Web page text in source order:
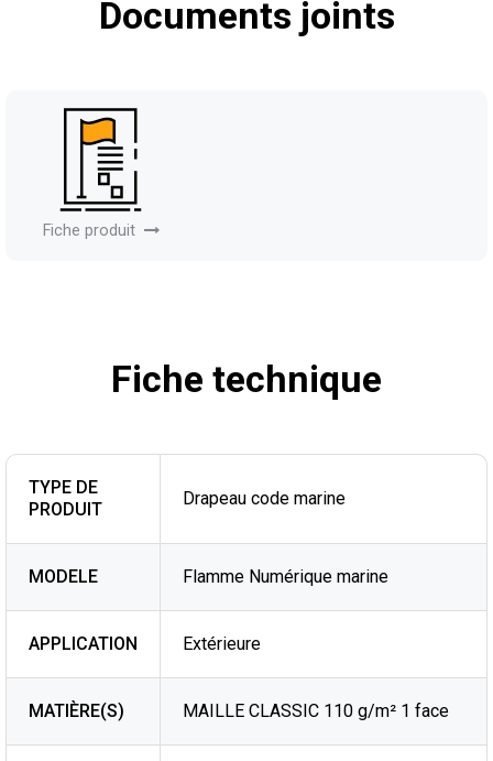
Documents joints
Fiche produit
Fiche technique
TYPE DE
PRODUIT
Drapeau code marine
MODELE Flamme Numérique marine
APPLICATION Extérieure
MATIÈRE(S) MAILLE CLASSIC 110 g/m² 1 face